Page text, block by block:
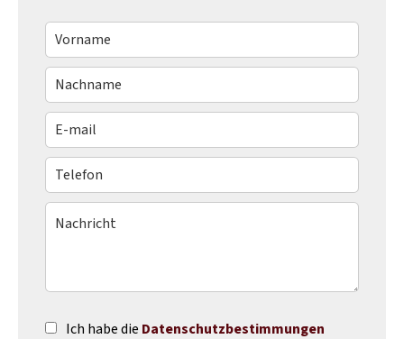
Ich habe die Datenschutzbestimmungen